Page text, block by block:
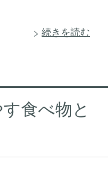
続きを読む
食べ物と